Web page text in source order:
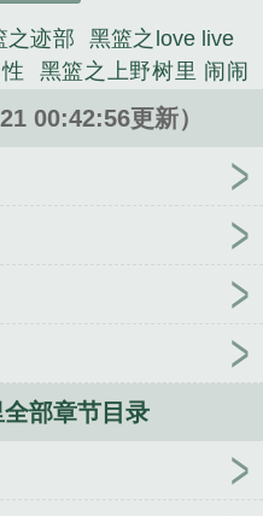
之迹部
黑篮之love live
黑篮之上野树里 闹闹
原创男主 黑篮之文野
：从救了白玲开始
：只要收服美女妖精就
穿越到明末清初做韦小
向尊
富！
综武：我是无敌
直接掏出空间
昏君，开局被徐渭熊刺
你
00:42:56更新）
部章节目录